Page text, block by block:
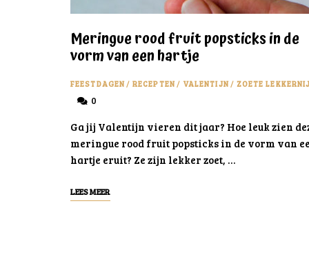
Meringue rood fruit popsticks in de
vorm van een hartje
FEESTDAGEN/ RECEPTEN/ VALENTIJN/ ZOETE
0
Ga jij Valentijn vieren dit jaar? Hoe leuk zien
meringue rood fruit popsticks in de vorm van
hartje eruit? Ze zijn lekker zoet, …
LEES MEER